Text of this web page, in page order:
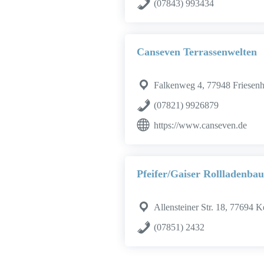
(07843) 993434
Canseven Terrassenwelten
Falkenweg 4, 77948
(07821) 9926879
https://www.canseven.de
Pfeifer/Gaiser Rollladenbau
Allensteiner Str. 18, 77694
(07851) 2432